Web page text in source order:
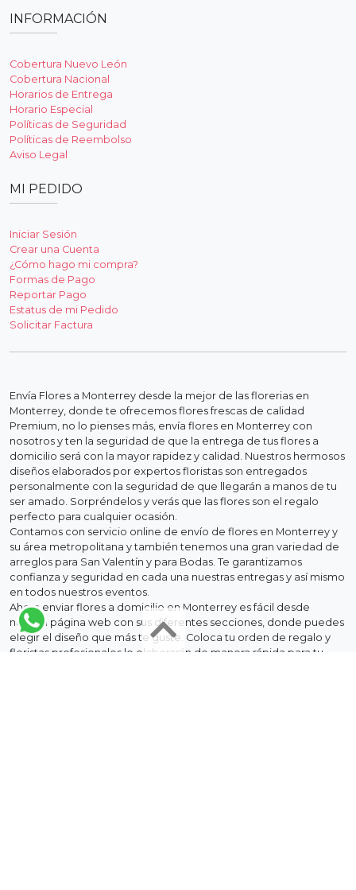
INFORMACIÓN
Cobertura Nuevo León
Cobertura Nacional
Horarios de Entrega
Horario Especial
Políticas de Seguridad
Políticas de Reembolso
Aviso Legal
MI PEDIDO
Iniciar Sesión
Crear una Cuenta
¿Cómo hago mi compra?
Formas de Pago
Reportar Pago
Estatus de mi Pedido
Solicitar Factura
Envía Flores a Monterrey desde la mejor de las florerias en
Monterrey, donde te ofrecemos flores frescas de calidad
Premium, no lo pienses más, envía flores en Monterrey con
nosotros y ten la seguridad de que la entrega de tus flores a
domicilio será con la mayor rapidez y calidad. Nuestros hermosos
diseños elaborados por expertos floristas son entregados
personalmente con la seguridad de que llegarán a manos de tu
ser amado. Sorpréndelos y verás que las flores son el regalo
perfecto para cualquier ocasión.
Contamos con servicio online de envío de flores en Monterrey y
su área metropolitana y también tenemos una gran variedad de
arreglos para San Valentín y para Bodas. Te garantizamos
confianza y seguridad en cada una nuestras entregas y así mismo
en todos nuestros eventos.
Ahora enviar flores a domicilio en Monterrey es fácil desde
nuestra página web con sus diferentes secciones, donde puedes
elegir el diseño que más te guste. Coloca tu orden de regalo y
floristas profesionales lo elaborarán de manera rápida para tu